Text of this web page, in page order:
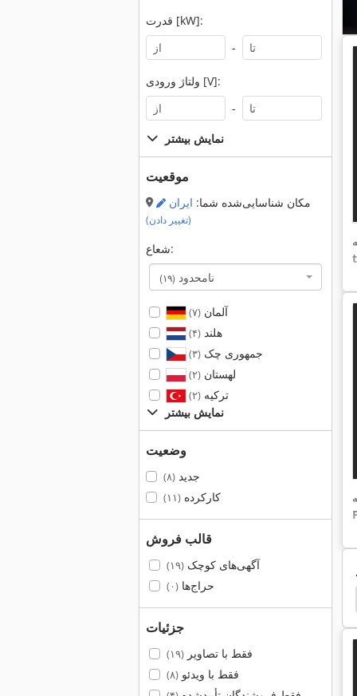
قدرت [kW]:
-
ولتاژ ورودی [V]:
-
نمایش بیشتر
موقعیت
مکان شناسایی‌شده شما: ایران
(تغییر دادن)
شعاع:
نامحدود (۱۹)
آلمان(۷)
هلند(۴)
جمهوری چک(۳)
لهستان(۲)
ترکیه(۲)
نمایش بیشتر
وضعیت
جدید(۸)
کارکرده(۱۱)
قالب فروش
آگهی‌های کوچک(۱۹)
حراج‌ها(۰)
جزئیات
فقط با تصاویر(۱۹)
فقط با ویدئو(۸)